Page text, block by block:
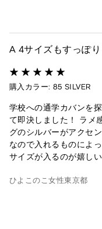
A 4サイズもすっぽり
購入カラー: 85 SILVER
学校への通学カバンを
て即決しました！ ラメ
グのシルバーがアクセ
なので入れるものによ
サイズが入るのが嬉しい
ひよこのこ女性東京都